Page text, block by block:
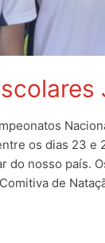
os dias 23 e
nosso país.
de